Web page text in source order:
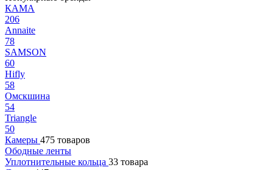
КАМА
206
Annaite
78
SAMSON
60
Hifly
58
Омскшина
54
Triangle
50
Камеры 475 товаров
Ободные ленты
Уплотнительные кольца 33 товара